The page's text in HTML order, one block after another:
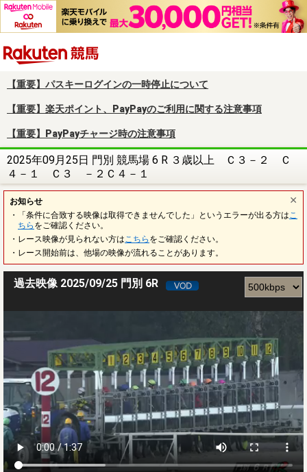
【重要】パスキーログインの一時停止について
【重要】楽天ポイント、PayPayのご利用に関する注意事項
【重要】PayPayチャージ時の注意事項
2025年09月25日 門別 競馬場 6 R ３歳以上 Ｃ３－２ Ｃ
４－１ Ｃ３ －２Ｃ４－１
お知らせ
・「条件に合致する映像は取得できませんでした」というエラーが出る方は こ
ちら をご確認ください。
・レース映像が見られない方は こちら をご確認ください。
・レース開始前は、他場の映像が流れることがあります。
過去映像 2025/09/25 門別 6R